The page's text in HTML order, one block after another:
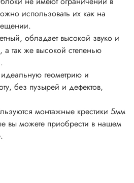
использовать их как на
обладает высокой звуко и
а так же высокой степенью
геометрию и
без пузырей и дефектов,
монтажные крестики 5мм
вы можете приобрести в нашем